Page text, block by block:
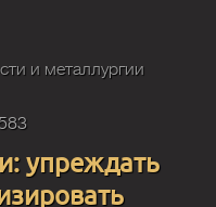
и металлургии
упреждать